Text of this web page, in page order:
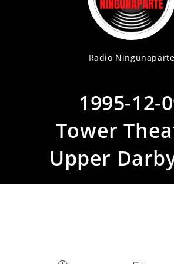
Radio Ningunaparte
1995-12-
Tower
Upper